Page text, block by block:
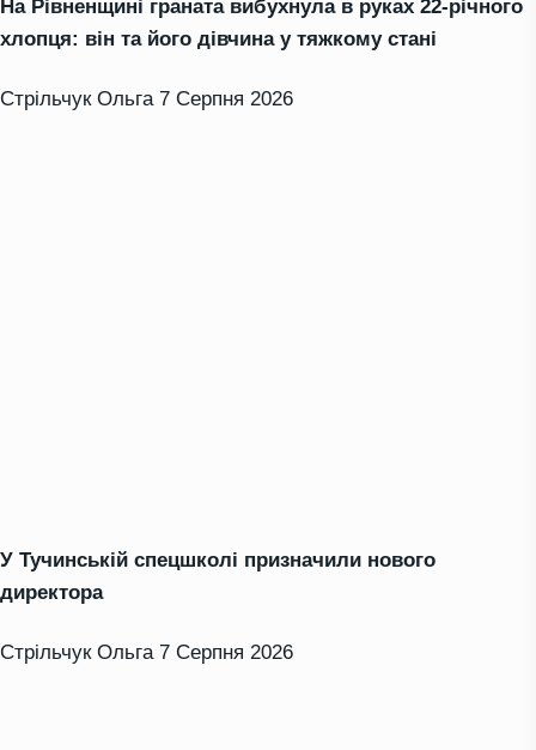
На Рівненщині граната вибухнула в руках 22-річного
хлопця: він та його дівчина у тяжкому стані
Стрільчук Ольга 7 Серпня 2026
У Тучинській спецшколі призначили нового
директора
Стрільчук Ольга 7 Серпня 2026